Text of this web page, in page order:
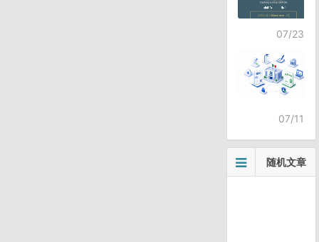
07/23
07/11
随机文章